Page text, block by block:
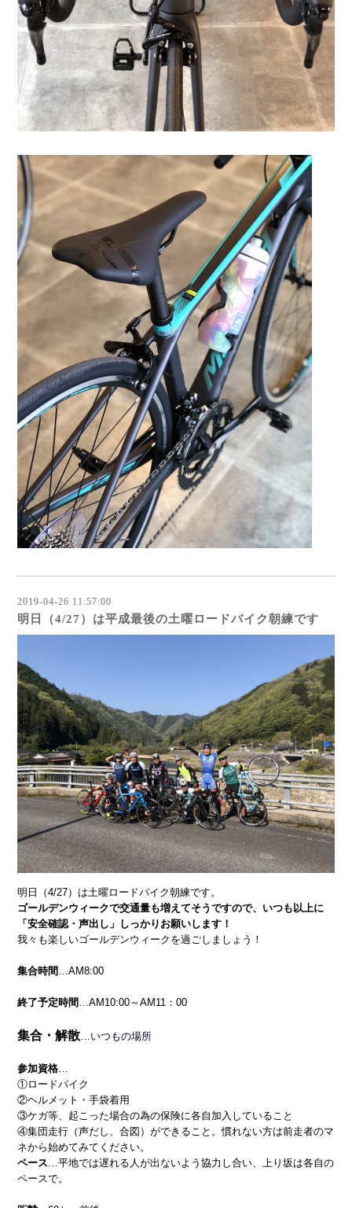
2019-04-26 11:57:00
明日（4/27）は平成最後の土曜ロードバイク朝練です
明日（4/27）は土曜ロードバイク朝練です。
ゴールデンウィークで交通量も増えてそうですので、いつも以上に
「安全確認・声出し」しっかりお願いします！
我々も楽しいゴールデンウィークを過ごしましょう！
集合時間 …AM8:00
終了予定時間 …AM10:00～AM11：00
集合・解散…いつもの場所
参加資格…
①ロードバイク
②ヘルメット・手袋着用
③ケガ等、起こった場合の為の保険に各自加入していること
④集団走行（声だし、合図）ができること。慣れない方は前走者のマ
ネから始めてみてください。
ペース…平地では遅れる人が出ないよう協力し合い、上り坂は各自の
ペースで。